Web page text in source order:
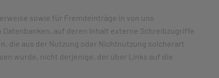
sowie für Fremdeinträge in von uns
auf deren Inhalt externe Schreibzugriffe
die aus der Nutzung oder Nichtnutzung solcherart
wurde, nicht derjenige, der über Links auf die